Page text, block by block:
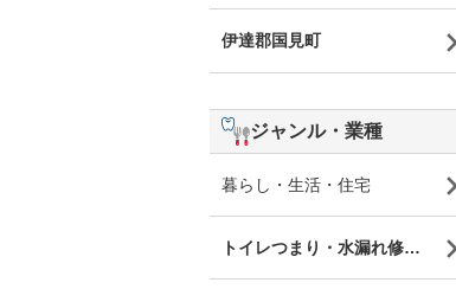
伊達郡国見町
ジャンル・業種
暮らし・生活・住宅
トイレつまり・水漏れ修理・